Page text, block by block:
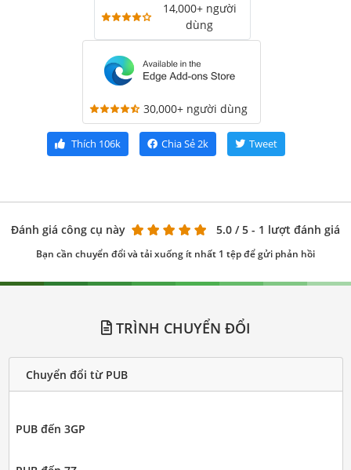
14,000+ người
dùng
30,000+ người dùng
Thích 106k Chia Sẻ2k Tweet
Đánh giá công cụ này 5.0 / 5 - 1 lượt đánh giá
Bạn cần chuyển đổi và tải xuống ít nhất 1 tệp để gửi phản hồi
TRÌNH CHUYỂN ĐỔI
Chuyển đổi từ PUB
PUB đến 3GP